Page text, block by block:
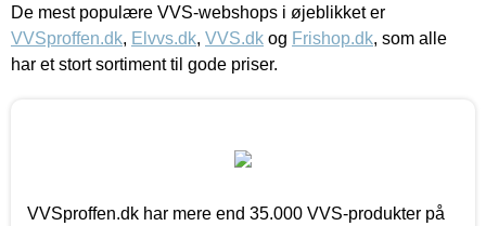
De mest populære VVS-webshops i øjeblikket er
VVSproffen.dk, Elvvs.dk, VVS.dk og Frishop.dk, som alle
har et stort sortiment til gode priser.
VVSproffen.dk har mere end 35.000 VVS-produkter på